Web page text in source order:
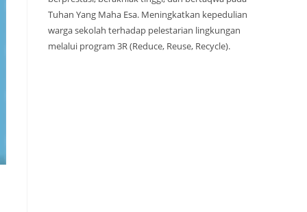
Tuhan Yang Maha Esa. Meningkatkan kepedulian
warga sekolah terhadap pelestarian lingkungan
melalui program 3R (Reduce, Reuse, Recycle).